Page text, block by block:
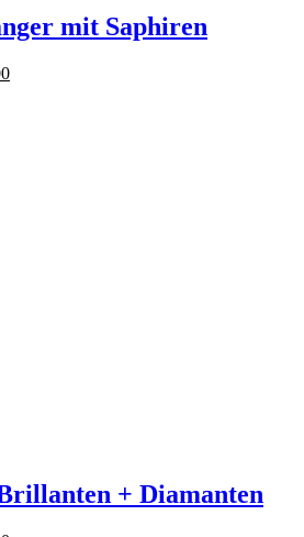
mit Saphiren
Aktueller
+ Diamanten